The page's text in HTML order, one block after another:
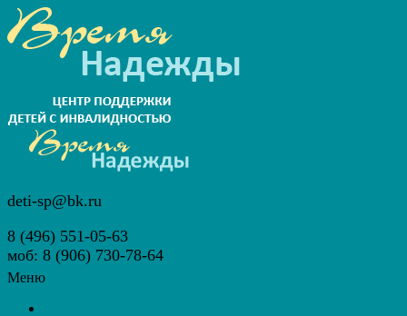
deti-sp@bk.ru
8 (496) 551-05-63
моб: 8 (906) 730-78-64
Меню